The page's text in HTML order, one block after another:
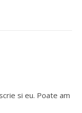
si eu. Poate am